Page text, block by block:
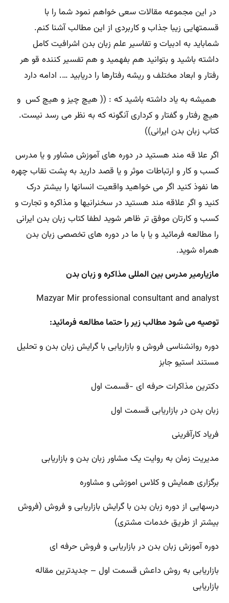
در این مجموعه مقالات سعی خواهم نمود شما را با
قسمتهایی زیبا جذاب و کاربردی از این مطالب آشنا کنم.
شماباید به ادبیات و تفاسیر علم زبان بدن اشرافیت کامل
داشته باشید و بتوانید هم بفهمید و هم تفسیر کننده قو هر
رفتار و ابعاد مختلف و ریشه رفتارها را دریابید …. ادامه دارد
همیشه به یاد داشته باشید که : (( هیچ چیز و هیچ کس و
هیچ رفتار و گفتار و کرداری آنگونه که به نظر می رسد نیست.
کتاب زبان بدن ایرانی))
اگر علا قه مند هستید در دوره های آموزش مشاور و یا مدرس
کسب و کار و ارتباطات موثر و یا قصد دارید به پشت نقاب چهره
ها نفوذ کنید اگر می خواهید واقعیت انسانها را بیشتر درک
کنید و اگر علاقه مند هستید در سخنرانیها و مذاکره و تجارت و
کسب و کارتان موفق تر ظاهر شوید لطفا کتاب زبان بدن ایرانی
را مطالعه فرمائید و یا با ما در دوره های تخصصی زبان بدن
همراه شوید.
مازیارمیر مدرس بین المللی مذاکره و زبان بدن
Mazyar Mir professional consultant and analyst
توصیه می شود مطالب زیر را حتما مطالعه فرمائید:
دوره روانشناسی فروش و بازاریابی با گرایش زبان بدن و تحلیل
مستند استیو جابز
دکترین مذاکرات حرفه ای -قسمت اول
زبان بدن در بازاریابی قسمت اول
فریاد کارآفرینی
مدیریت زمان به روایت یک مشاور زبان بدن و بازاریابی
برگزاری همایش و کلاس اموزشی و مشاوره
درسهایی از دوره زبان بدن با گرایش بازاریابی و فروش (فروش
بیشتر از طریق خدمات مشتری)
دوره آموزش زبان بدن در بازاریابی و فروش حرفه ای
بازاریابی به روش داعش قسمت اول – جدیدترین مقاله
بازاریابی